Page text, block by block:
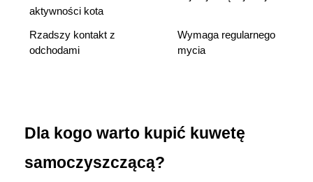
aktywności kota
Rzadszy kontakt z
odchodami
Wymaga regularnego
mycia
Dla kogo warto kupić kuwetę
samoczyszczącą?